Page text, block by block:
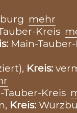
mehr
Kreis
Main-
Kreis:
Tauber-Kreis
Kreis: